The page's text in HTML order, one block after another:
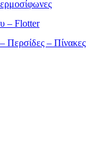
– Flotter
Περσίδες – Πίνακες